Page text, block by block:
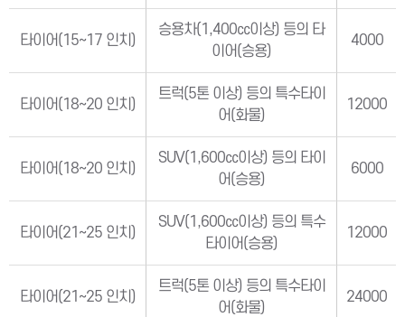
타이어(15∼17 인치)
승용차(1,400㏄이상) 등의 타
이어(승용)
4000
타이어(18∼20 인치)
트럭(5톤 이상) 등의 특수타이
어(화물)
12000
타이어(18∼20 인치)
SUV(1,600㏄이상) 등의 타이
어(승용)
6000
타이어(21∼25 인치)
SUV(1,600㏄이상) 등의 특수
타이어(승용)
12000
타이어(21∼25 인치)
트럭(5톤 이상) 등의 특수타이
어(화물)
24000